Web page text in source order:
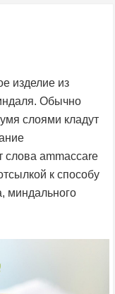
изделие из
Обычно
слоями кладут
слова ammaccare
к способу
миндального